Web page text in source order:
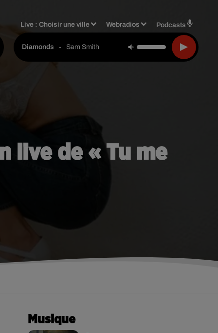
Live :Choisir une ville Webradios Podcasts
Diamonds - Sam Smith
live de « Tu me
Musique